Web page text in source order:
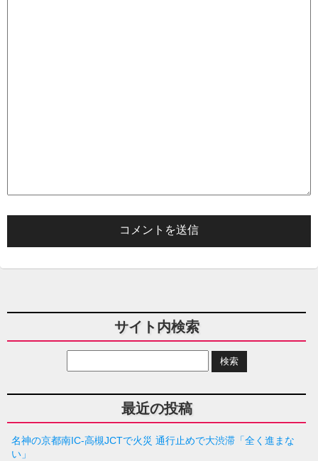
サイト内検索
最近の投稿
名神の京都南IC-高槻JCTで火災 通行止めで大渋滞「全く進まな
い」